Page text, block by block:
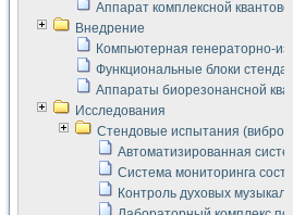
Аппарат комплексной
Внедрение
Компьютерная генераторно-
Функциональные блоки стенда
Аппараты биорезонансной
Исследования
Стендовые испытания
Автоматизированная
Система мониторинга
Контроль духовых